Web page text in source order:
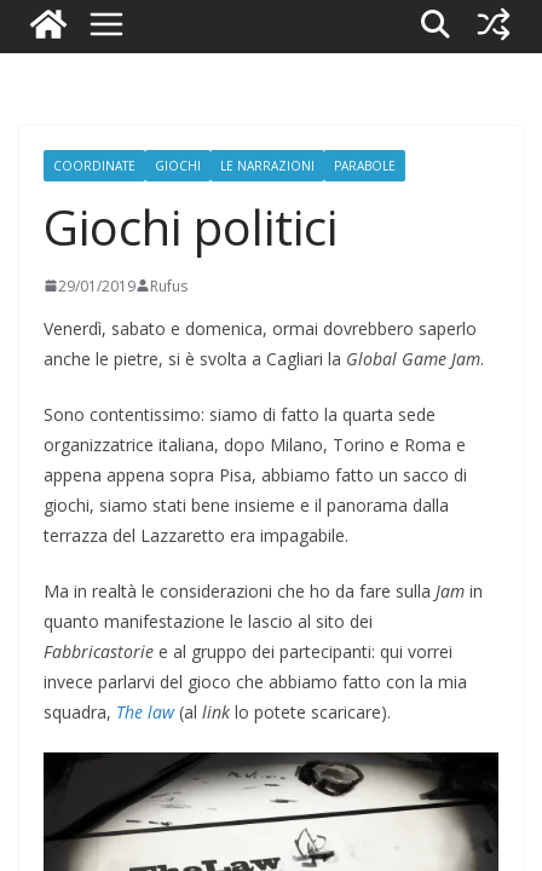
COORDINATE GIOCHI LE NARRAZIONI PARABOLE
Giochi politici
29/01/2019 Rufus
Venerdì, sabato e domenica, ormai dovrebbero saperlo
anche le pietre, si è svolta a Cagliari la Global Game Jam.
Sono contentissimo: siamo di fatto la quarta sede
organizzatrice italiana, dopo Milano, Torino e Roma e
appena appena sopra Pisa, abbiamo fatto un sacco di
giochi, siamo stati bene insieme e il panorama dalla
terrazza del Lazzaretto era impagabile.
Ma in realtà le considerazioni che ho da fare sulla Jam in
quanto manifestazione le lascio al sito dei
Fabbricastorie e al gruppo dei partecipanti: qui vorrei
invece parlarvi del gioco che abbiamo fatto con la mia
squadra, The law(al link lo potete scaricare).